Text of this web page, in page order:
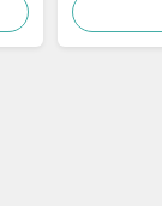
sterowania